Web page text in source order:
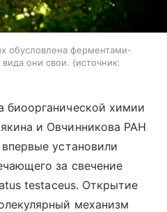
обусловлена ферментами-
они свои.
источник:
биоорганической химии
и Овчинникова РАН
установили
за свечение
testaceus. Открытие
механизм